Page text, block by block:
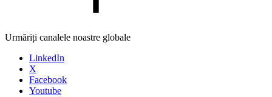
Urmăriți canalele noastre globale
LinkedIn
X
Facebook
Youtube